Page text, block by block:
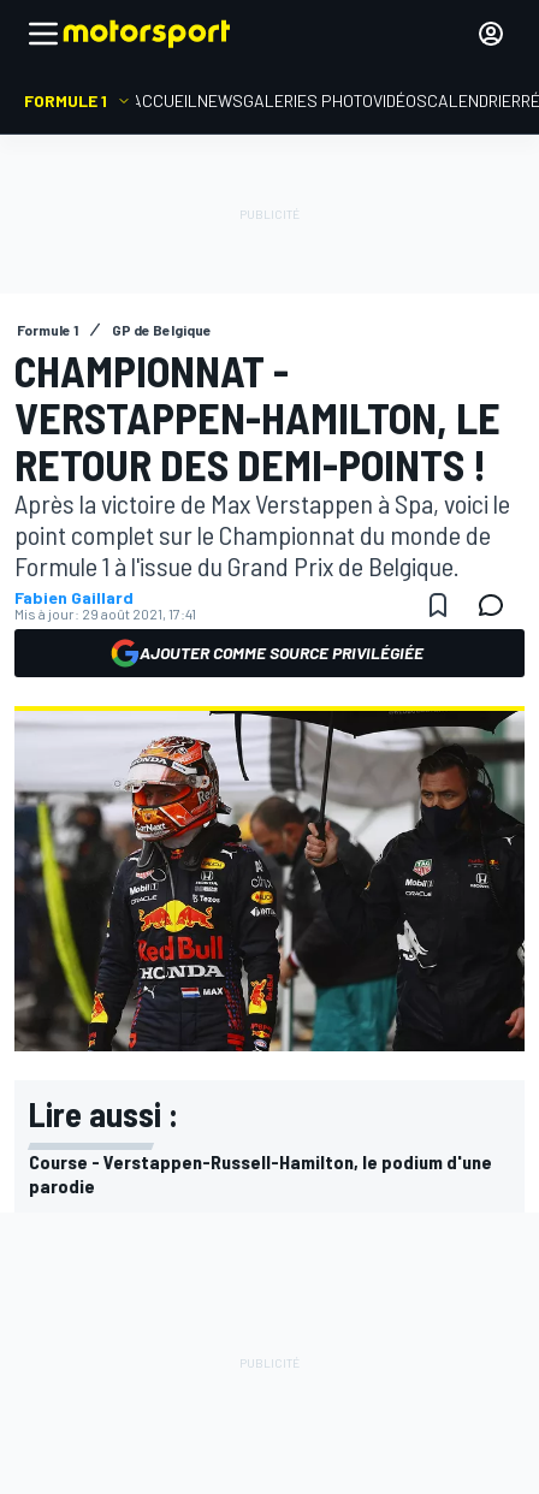
FORMULE 1 ACCUEIL NEWSGALERIES PHOTOVIDÉOSCALENDRIER
Formule 1 GP de Belgique
CHAMPIONNAT -
VERSTAPPEN-HAMILTON, LE
RETOUR DES DEMI-POINTS !
Après la victoire de Max Verstappen à Spa, voici le
point complet sur le Championnat du monde de
Formule 1 à l'issue du Grand Prix de Belgique.
Fabien Gaillard
Mis à jour: 29 août 2021, 17:41
AJOUTER COMME SOURCE PRIVILÉGIÉE
Lire aussi :
Course - Verstappen-Russell-Hamilton, le podium d'une
parodie